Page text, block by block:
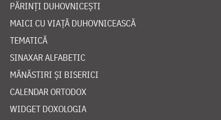
PĂRINȚI DUHOVNICEȘTI
MAICI CU VIAȚĂ DUHOVNICEASCĂ
TEMATICĂ
SINAXAR ALFABETIC
MĂNĂSTIRI ȘI BISERICI
CALENDAR ORTODOX
WIDGET DOXOLOGIA